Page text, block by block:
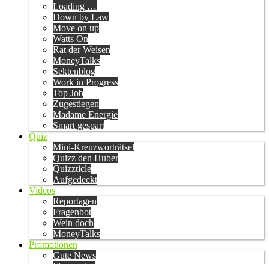
Loading …
Down by Law
Move on up
Watts On
Rat der Weisen
MoneyTalks
Sektenblog
Work in Progress
Top Job
Zugestiegen
Madame Energie
Smart gespart
Quiz
Mini-Kreuzworträtsel
Quizz den Huber
Quizzticle
Aufgedeckt
Videos
Reportagen
Fragenbot
Wein doch
MoneyTalks
Promotionen
Gute News